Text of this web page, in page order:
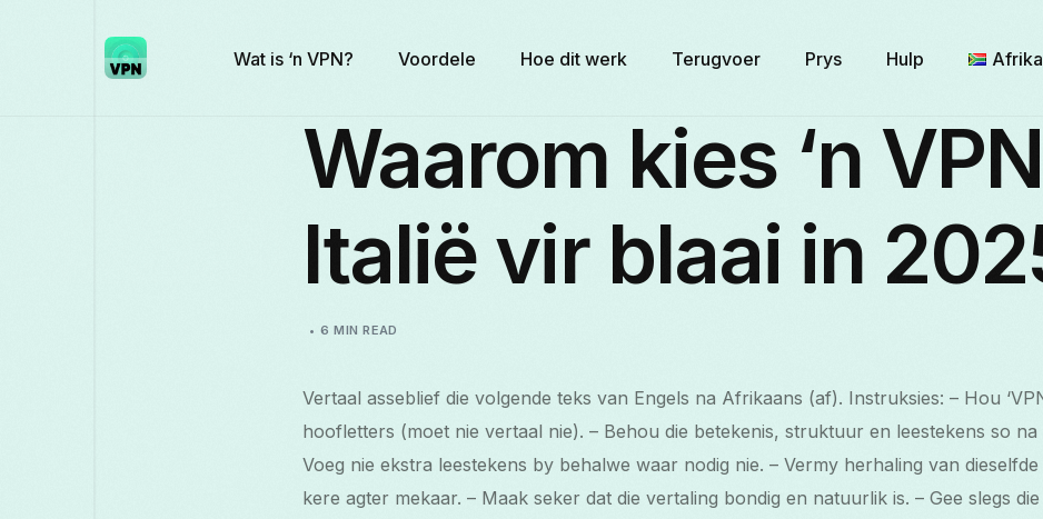
Wat is ‘n VPN? Voordele Hoe dit werk Terugvoer Prys Hulp
Waarom kies ‘n VPN
Italië vir blaai in
6 MIN READ
Vertaal asseblief die volgende teks van Engels na Afrikaans (af). Instruksies: – Hou
hoofletters (moet nie vertaal nie). – Behou die betekenis, struktuur en leestekens so na
Voeg nie ekstra leestekens by behalwe waar nodig nie. – Vermy herhaling van
kere agter mekaar. – Maak seker dat die vertaling bondig en natuurlik is. – Gee slegs